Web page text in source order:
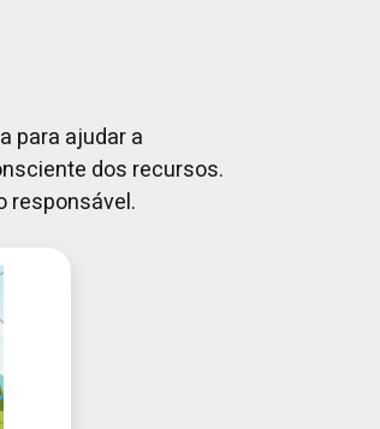
para ajudar a
dos recursos.
responsável.